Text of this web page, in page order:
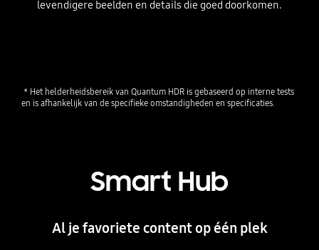
levendigere beelden en details die goed doorkomen.
en is afhankelijk van de specifieke omstandigheden en specificaties.
Smart Hub
Al je favoriete content op één plek